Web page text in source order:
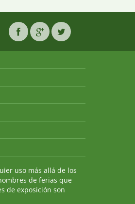
uso más allá de los
de ferias que
de exposición son